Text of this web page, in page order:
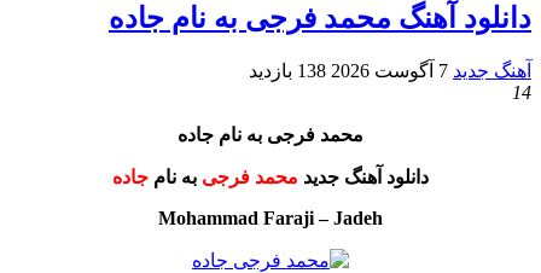
دانلود آهنگ محمد فرجی به نام جاده
آهنگ جدید 7 آگوست 2026
138 بازدید
14
محمد فرجی به نام جاده
دانلود آهنگ جدید محمد فرجی به نام جاده
Mohammad Faraji – Jadeh